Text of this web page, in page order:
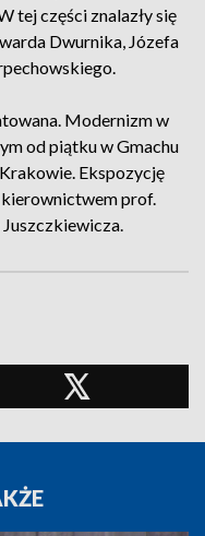
tej części znalazły się
Dwurnika, Józefa
Modernizm w
od piątku w Gmachu
Ekspozycję
prof.